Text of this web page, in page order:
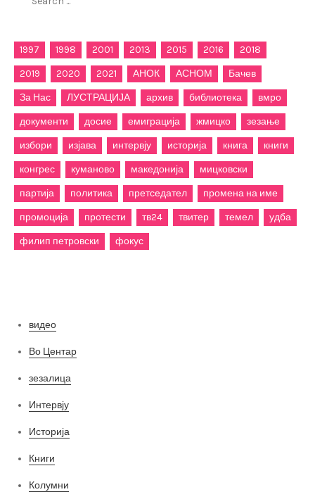
1997 1998 2001 2013 2015 2016
2018
2019
2020 2021 АНОК АСНОМ
Бачев
За Нас
ЛУСТРАЦИЈА архив библиотека
вмро
документи
досие емиграција жмицко
зезање
избори
изјава интервју историја книга
книги
конгрес
куманово македонија
мицковски
партија
политика претседател
промена на име
промоција
протести тв24 твитер темел
удба
филип петровски
фокус
видео
Во Центар
зезалица
Интервју
Историја
Книги
Колумни